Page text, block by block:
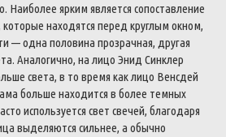
Наиболее ярким является сопоставление
находятся перед круглым окном,
— одна половина прозрачная, другая
Аналогично, на лицо Энид Синклер
света, в то время как лицо Венсдей
больше находится в более темных
используется свет свечей, благодаря
выделяются сильнее, а обычно